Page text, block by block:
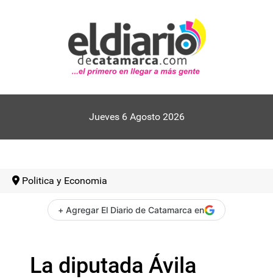
Jueves 6 Agosto 2026
Politica y Economia
+ Agregar El Diario de Catamarca en
La diputada Ávila